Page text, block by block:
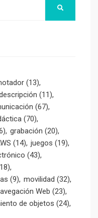
(13)
(11)
(67)
(70)
grabación (20)
(14) juegos (19)
(43)
(9) movilidad (32)
Web (23)
de objetos (24)